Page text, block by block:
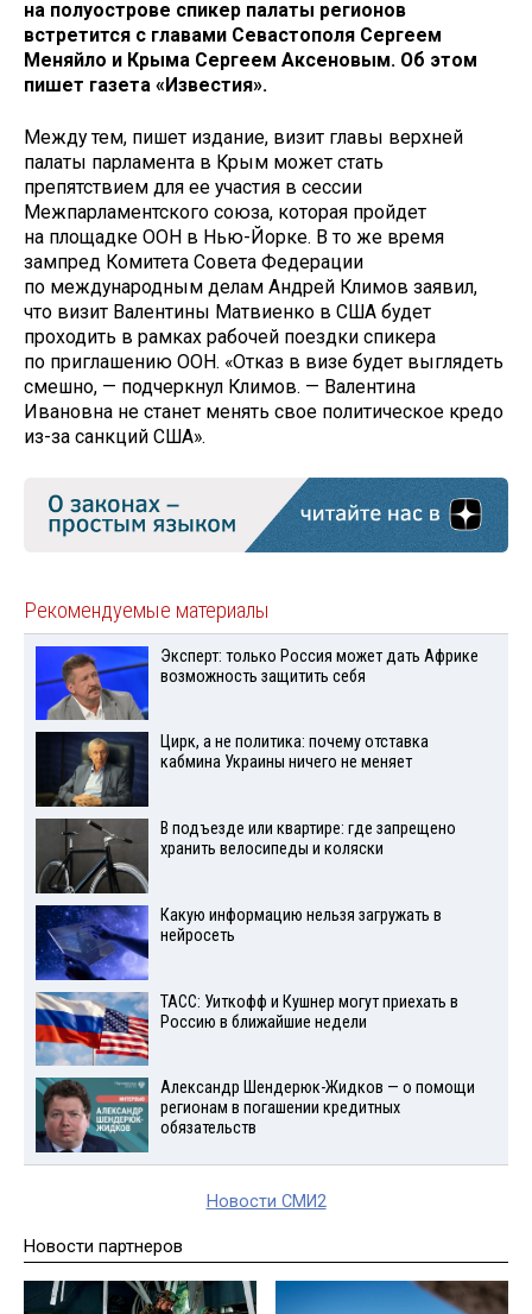
на полуострове спикер палаты регионов
встретится с главами Севастополя Сергеем
Меняйло и Крыма Сергеем Аксеновым. Об этом
пишет газета «Известия».
Между тем, пишет издание, визит главы верхней
палаты парламента в Крым может стать
препятствием для ее участия в сессии
Межпарламентского союза, которая пройдет
на площадке ООН в Нью-Йорке. В то же время
зампред Комитета Совета Федерации
по международным делам Андрей Климов заявил,
что визит Валентины Матвиенко в США будет
проходить в рамках рабочей поездки спикера
по приглашению ООН. «Отказ в визе будет выглядеть
смешно, — подчеркнул Климов. — Валентина
Ивановна не станет менять свое политическое кредо
из-за санкций США».
Рекомендуемые материалы
Эксперт: только Россия может дать Африке
возможность защитить себя
Цирк, а не политика: почему отставка
кабмина Украины ничего не меняет
В подъезде или квартире: где запрещено
хранить велосипеды и коляски
Какую информацию нельзя загружать в
нейросеть
ТАСС: Уиткофф и Кушнер могут приехать в
Россию в ближайшие недели
Александр Шендерюк-Жидков — о помощи
регионам в погашении кредитных
обязательств
Новости СМИ2
Новости партнеров